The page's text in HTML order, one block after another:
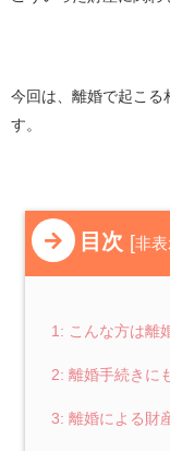
今回は、離婚で起こる
す。
目次 [非
1: こんな方は離
2: 離婚手続きに
3: 離婚による財